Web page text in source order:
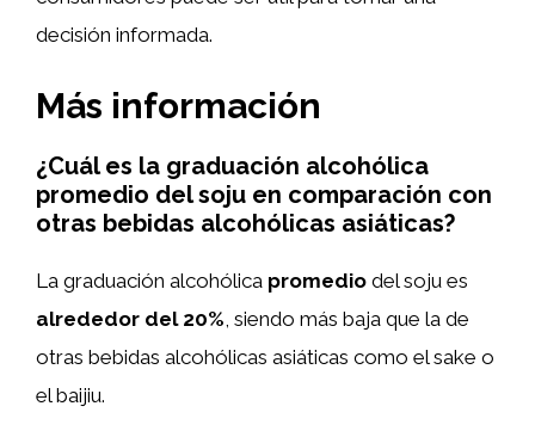
decisión informada.
Más información
¿Cuál es la graduación alcohólica
promedio del soju en comparación con
otras bebidas alcohólicas asiáticas?
La graduación alcohólica promedio del soju es
alrededor del 20% , siendo más baja que la de
otras bebidas alcohólicas asiáticas como el sake o
el baijiu.